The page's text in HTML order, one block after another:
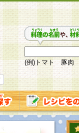
(例)トマト 豚肉